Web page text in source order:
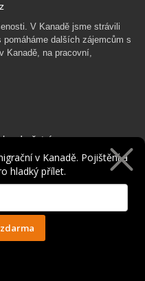
V Kanadě jsme strávili
dalších zájemcům s
Kanadě, na pracovní,
v Kanadě. Pojištění a
hladký přílet.